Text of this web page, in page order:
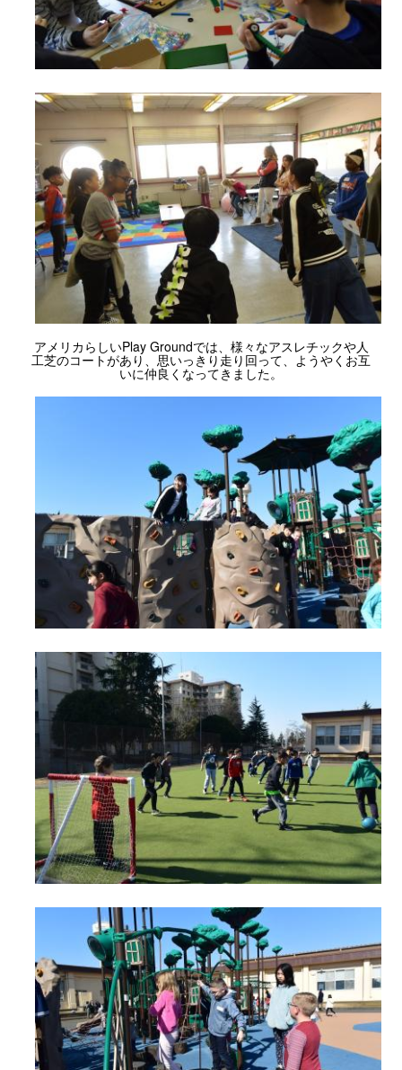
アメリカらしいPlay Groundでは、様々なアスレチックや人
工芝のコートがあり、思いっきり走り回って、ようやくお互
いに仲良くなってきました。